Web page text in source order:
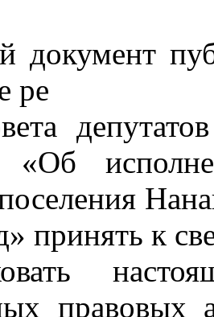
документ
ре
«Об
принять к
правовых